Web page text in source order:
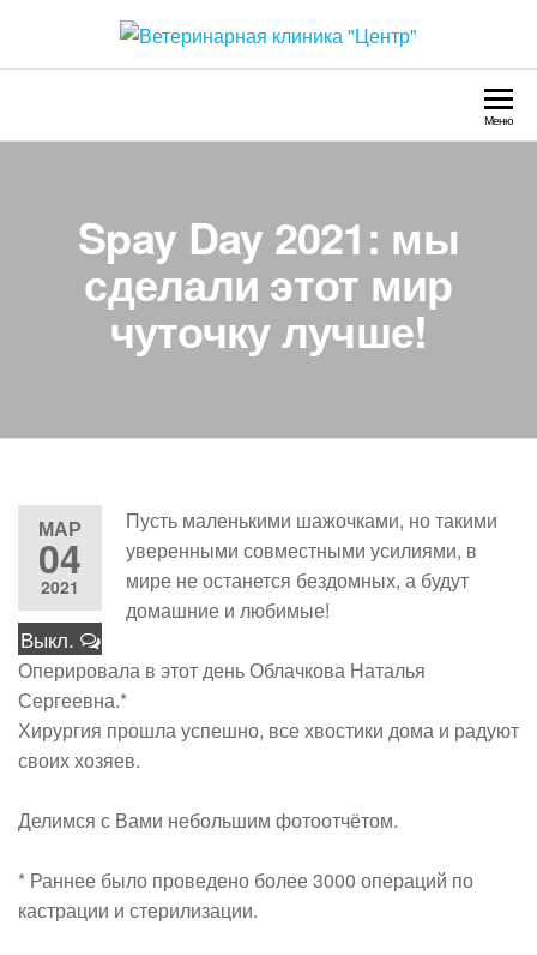
содержимомуВетеринарная клиника
Круглосуточно
Меню
Spay Day 2021: мы
сделали этот мир
чуточку лучше!
МАР
04
2021
Выкл.
Пусть маленькими шажочками, но такими
уверенными совместными усилиями, в
мире не останется бездомных, а будут
домашние и любимые!
Оперировала в этот день Облачкова Наталья
Сергеевна.*
Хирургия прошла успешно, все хвостики дома и радуют
своих хозяев.
Делимся с Вами небольшим фотоотчётом.
* Раннее было проведено более 3000 операций по
кастрации и стерилизации.